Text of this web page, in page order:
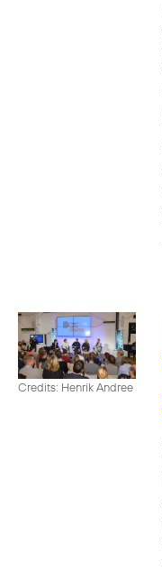
Credits: Henrik Andree